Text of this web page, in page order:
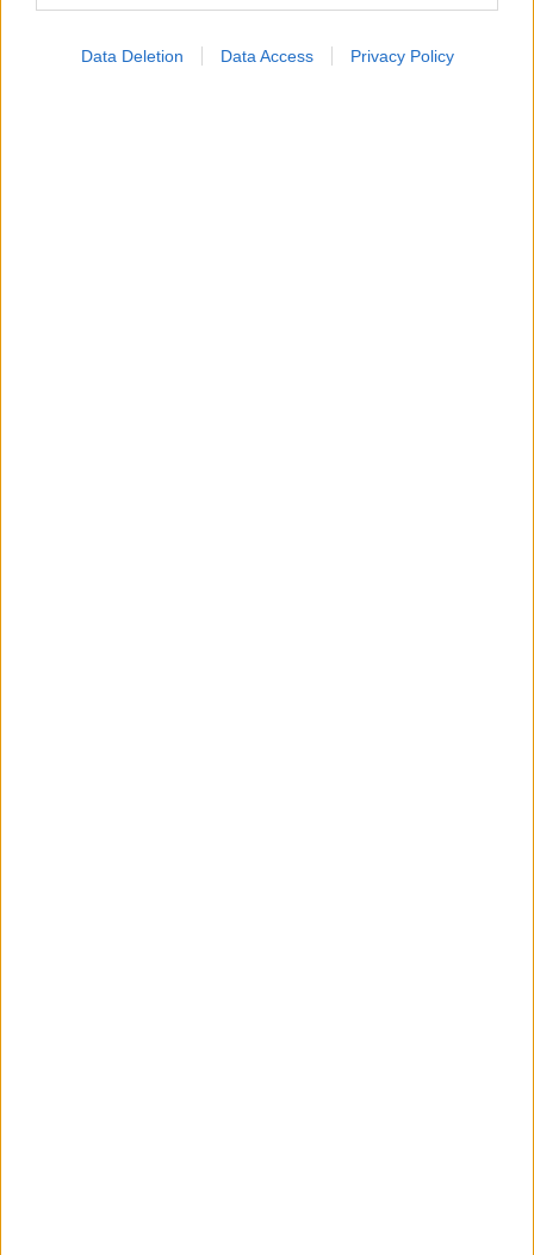
Data Deletion Data Access Privacy Policy